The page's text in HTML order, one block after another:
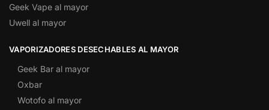
Geek Vape al mayor
Uwell al mayor
VAPORIZADORES DESECHABLES AL MAYOR
Geek Bar al mayor
Oxbar
Wotofo al mayor